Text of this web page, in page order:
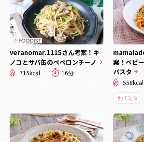
veranomar.1115さん考案！キ
ノコとサバ缶のぺペロンチーノ
715kcal 16分
案！ベビ
パスタ
558kcal
#パスタ